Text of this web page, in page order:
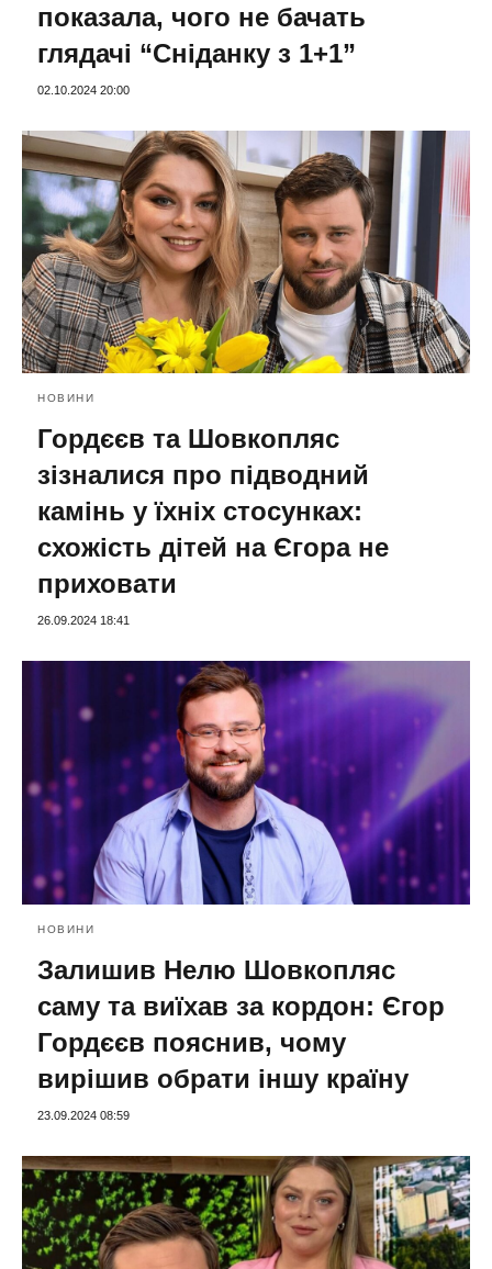
показала, чого не бачать
глядачі “Сніданку з 1+1”
02.10.2024 20:00
НОВИНИ
Гордєєв та Шовкопляс
зізналися про підводний
камінь у їхніх стосунках:
схожість дітей на Єгора не
приховати
26.09.2024 18:41
НОВИНИ
Залишив Нелю Шовкопляс
саму та виїхав за кордон: Єгор
Гордєєв пояснив, чому
вирішив обрати іншу країну
23.09.2024 08:59